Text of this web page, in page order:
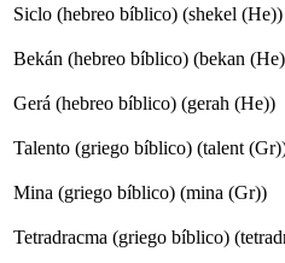
Siclo (hebreo bíblico) (shekel (He))
Bekán (hebreo bíblico) (bekan
Gerá (hebreo bíblico) (gerah (He))
Talento (griego bíblico) (talent
Mina (griego bíblico) (mina (Gr))
Tetradracma (griego bíblico)